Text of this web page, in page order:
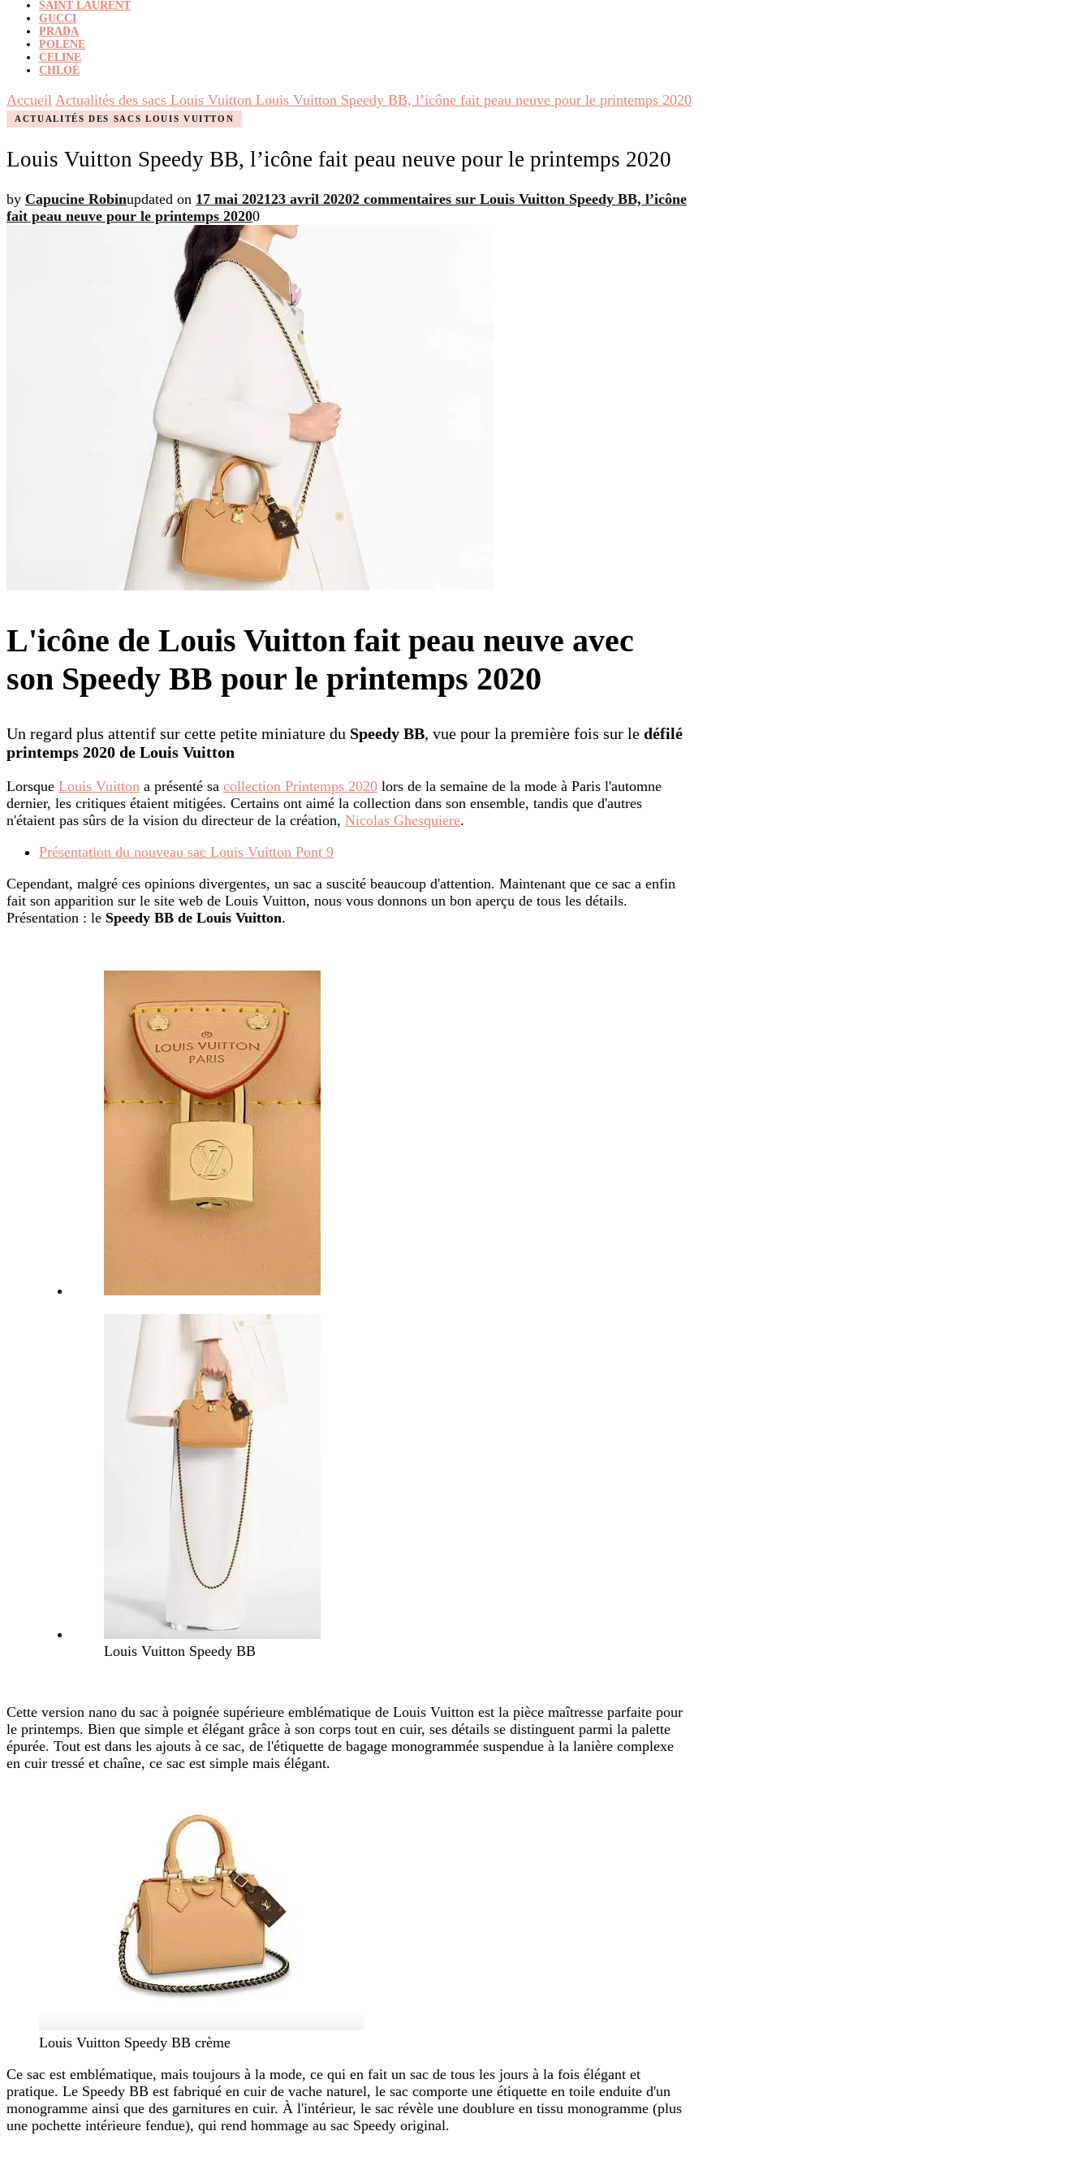
SAINT LAURENT
GUCCI
PRADA
POLENE
CELINE
CHLOÉ
Accueil Actualités des sacs Louis Vuitton Louis Vuitton Speedy BB, l’icône fait peau neuve pour le printemps 2020
ACTUALITÉS DES SACS LOUIS VUITTON
Louis Vuitton Speedy BB, l’icône fait peau neuve pour le printemps 2020
by Capucine Robinupdated on 17 mai 202123 avril 20202 commentaires sur Louis Vuitton Speedy BB, l’icône
fait peau neuve pour le printemps 20200
L'icône de Louis Vuitton fait peau neuve avec
son Speedy BB pour le printemps 2020
Un regard plus attentif sur cette petite miniature du Speedy BB, vue pour la première fois sur le défilé
printemps 2020 de Louis Vuitton
Lorsque Louis Vuitton a présenté sa collection Printemps 2020 lors de la semaine de la mode à Paris l'automne
dernier, les critiques étaient mitigées. Certains ont aimé la collection dans son ensemble, tandis que d'autres
n'étaient pas sûrs de la vision du directeur de la création, Nicolas Ghesquiere.
Présentation du nouveau sac Louis Vuitton Pont 9
Cependant, malgré ces opinions divergentes, un sac a suscité beaucoup d'attention. Maintenant que ce sac a enfin
fait son apparition sur le site web de Louis Vuitton, nous vous donnons un bon aperçu de tous les détails.
Présentation : le Speedy BB de Louis Vuitton.
Louis Vuitton Speedy BB
Cette version nano du sac à poignée supérieure emblématique de Louis Vuitton est la pièce maîtresse parfaite pour
le printemps. Bien que simple et élégant grâce à son corps tout en cuir, ses détails se distinguent parmi la palette
épurée. Tout est dans les ajouts à ce sac, de l'étiquette de bagage monogrammée suspendue à la lanière complexe
en cuir tressé et chaîne, ce sac est simple mais élégant.
Louis Vuitton Speedy BB crème
Ce sac est emblématique, mais toujours à la mode, ce qui en fait un sac de tous les jours à la fois élégant et
pratique. Le Speedy BB est fabriqué en cuir de vache naturel, le sac comporte une étiquette en toile enduite d'un
monogramme ainsi que des garnitures en cuir. À l'intérieur, le sac révèle une doublure en tissu monogramme (plus
une pochette intérieure fendue), qui rend hommage au sac Speedy original.